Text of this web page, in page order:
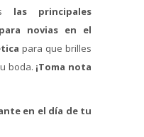
las principales
novias en el
para que brilles
boda. ¡Toma nota
en el día de tu